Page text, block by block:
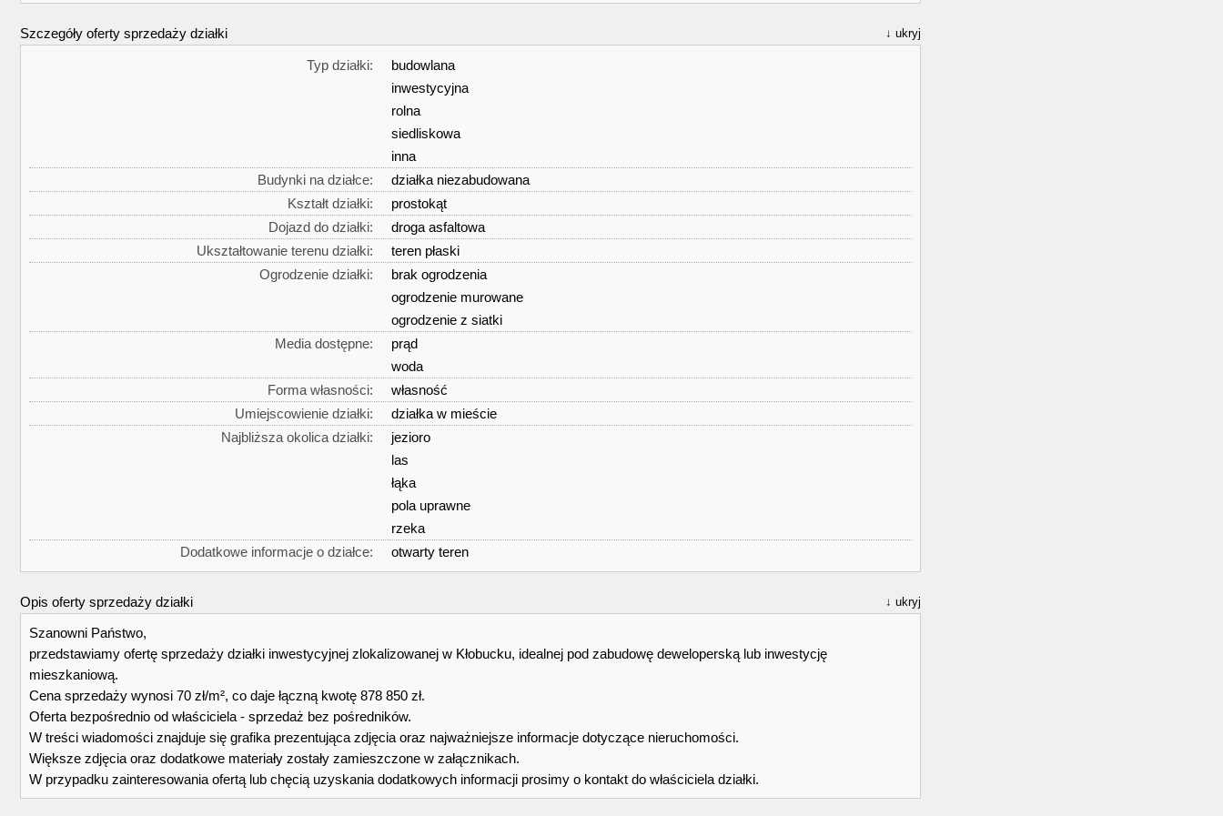
Szczegóły oferty sprzedaży działki ukryj
Typ działki:
budowlana
inwestycyjna
rolna
siedliskowa
inna
Budynki na działce:
działka niezabudowana
Kształt działki:
prostokąt
Dojazd do działki:
droga asfaltowa
Ukształtowanie terenu działki:
teren płaski
Ogrodzenie działki:
brak ogrodzenia
ogrodzenie murowane
ogrodzenie z siatki
Media dostępne:
prąd
woda
Forma własności:
własność
Umiejscowienie działki:
działka w mieście
Najbliższa okolica działki:
jezioro
las
łąka
pola uprawne
rzeka
Dodatkowe informacje o działce:
otwarty teren
Opis oferty sprzedaży działki ukryj
Szanowni Państwo,
przedstawiamy ofertę sprzedaży działki inwestycyjnej zlokalizowanej w Kłobucku, idealnej pod zabudowę deweloperską lub inwestycję
mieszkaniową.
Cena sprzedaży wynosi 70 zł/m², co daje łączną kwotę 878 850 zł.
Oferta bezpośrednio od właściciela - sprzedaż bez pośredników.
W treści wiadomości znajduje się grafika prezentująca zdjęcia oraz najważniejsze informacje dotyczące nieruchomości.
Większe zdjęcia oraz dodatkowe materiały zostały zamieszczone w załącznikach.
W przypadku zainteresowania ofertą lub chęcią uzyskania dodatkowych informacji prosimy o kontakt do właściciela działki.